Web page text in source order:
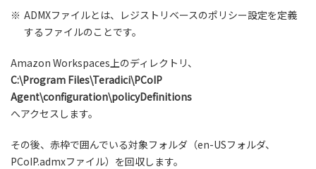
※ ADMXファイルとは、レジストリベースのポリシー設定を定義
するファイルのことです。
Amazon Workspaces上のディレクトリ、
C:\Program Files\Teradici\PCoIP
Agent\configuration\policyDefinitions
へアクセスします。
その後、赤枠で囲んでいる対象フォルダ（en-USフォルダ、
PCoIP.admxファイル）を回収します。